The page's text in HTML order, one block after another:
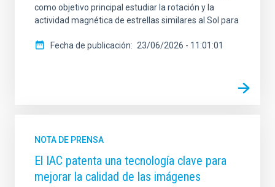
como objetivo principal estudiar la rotación y la
actividad magnética de estrellas similares al Sol para
Fecha de publicación 23/06/2026 - 11:01:01
NOTA DE PRENSA
El IAC patenta una tecnología clave para
mejorar la calidad de las imágenes